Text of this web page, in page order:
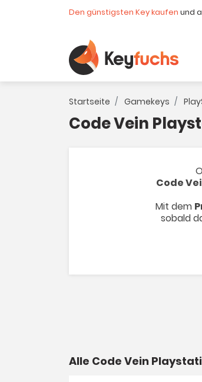
Den günstigsten Key kaufen und
Startseite Gamekeys
Code Vein
Code
Mit dem
sobald
Alle Code Vein